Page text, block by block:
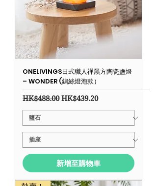
ONELIVINGS日式職人禪黑方陶瓷鹽燈
– WONDER (鎢絲燈泡款）
一般價格
HK$488.00 促銷價格
HK$439.20
新增至購物車